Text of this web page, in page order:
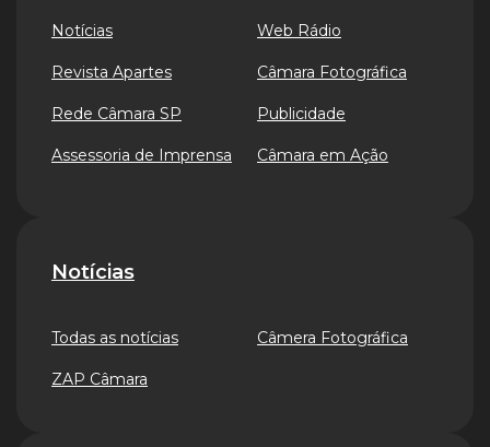
Notícias
Revista Apartes
Rede Câmara SP
Assessoria de Imprensa
Web Rádio
Câmara Fotográfica
Publicidade
Câmara em Ação
Notícias
Todas as notícias
ZAP Câmara
Câmera Fotográfica